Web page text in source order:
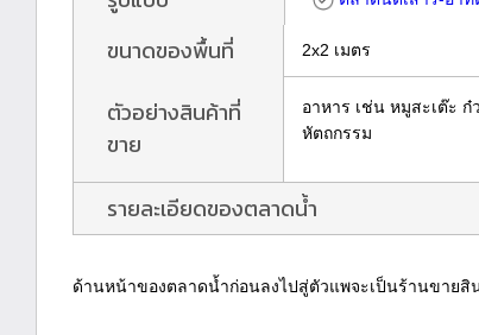
ขนาดของพื้นที่ 2x2 เมตร
ตัวอย่างสินค้าที่
ขาย
อาหาร เช่น หมูสะเต๊ะ
หัตถกรรม
รายละเอียดของตลาดน้ำ
ด้านหน้าของตลาดน้ำก่อนลงไปสู่ตัวแพจะเป็นร้านขายสิ